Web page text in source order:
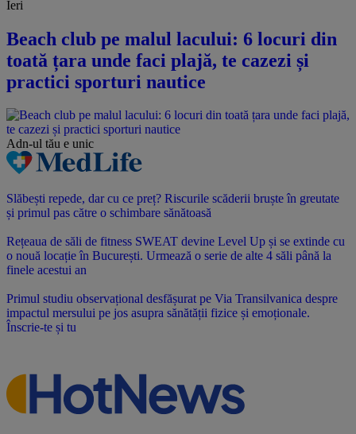
Ieri
Beach club pe malul lacului: 6 locuri din
toată țara unde faci plajă, te cazezi și
practici sporturi nautice
Adn-ul tău e unic
Slăbești repede, dar cu ce preț? Riscurile scăderii bruște în greutate
și primul pas către o schimbare sănătoasă
Rețeaua de săli de fitness SWEAT devine Level Up și se extinde cu
o nouă locație în București. Urmează o serie de alte 4 săli până la
finele acestui an
Primul studiu observațional desfășurat pe Via Transilvanica despre
impactul mersului pe jos asupra sănătății fizice și emoționale.
Înscrie-te și tu